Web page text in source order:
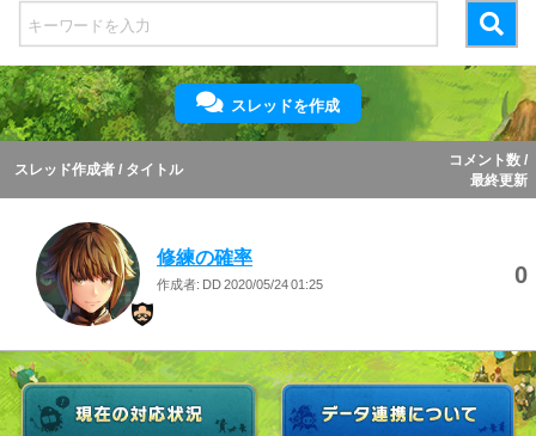
スレッドを作成
スレッド作成者 / タイトル
コメント数 /
最終更新
修練の確率
作成者: DD2020/05/24 01:25 0